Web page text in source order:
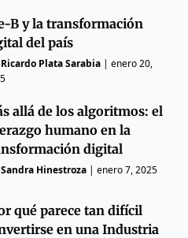
B y la transformación
del país
Ricardo Plata Sarabia |enero 20,
allá de los algoritmos: el
humano en la
digital
Sandra Hinestroza |enero 7, 2025
qué parece tan difícil
en una Industria